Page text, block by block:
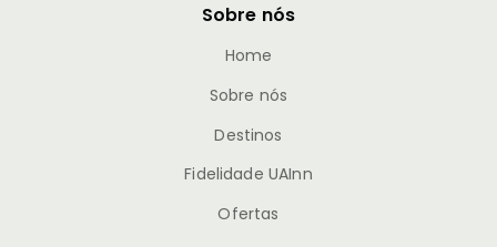
Sobre nós
Home
Sobre nós
Destinos
Fidelidade UAInn
Ofertas